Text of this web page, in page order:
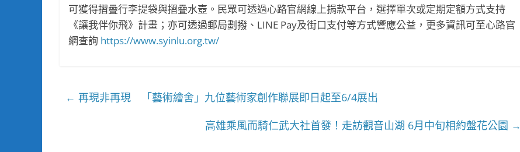
可獲得摺疊行李提袋與摺疊水壺。民眾可透過心路官網線上捐款平台，選擇單次或定期定額方式支持
《讓我伴你飛》計畫；亦可透過郵局劃撥、LINE Pay及街口支付等方式響應公益，更多資訊可至心路官
網查詢 https://www.syinlu.org.tw/
← 再現非再現 「藝術繪舍」九位藝術家創作聯展即日起至6/4展出
高雄乘風而騎仁武大社首發！走訪觀音山湖 6月中旬相約盤花公園 →